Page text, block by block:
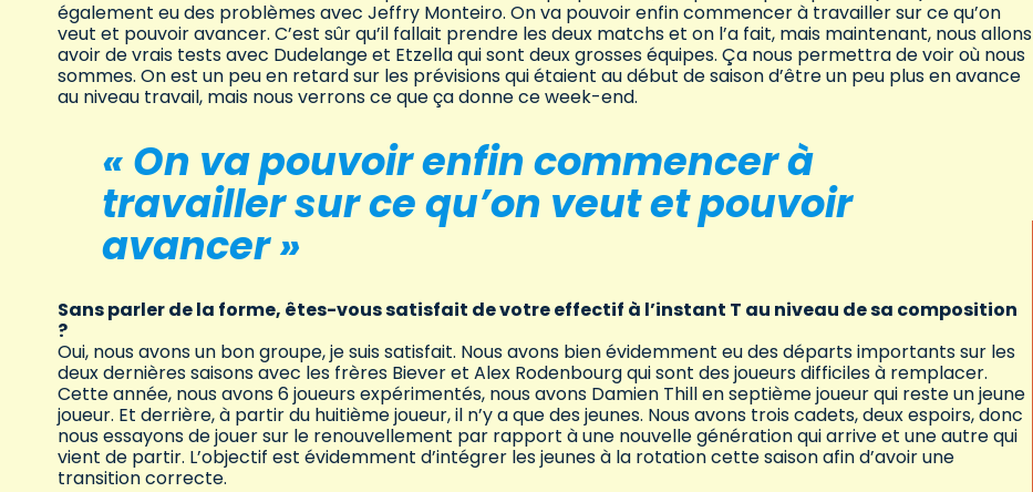
également eu des problèmes avec Jeffry Monteiro. On va pouvoir enfin commencer à travailler sur ce qu’on
veut et pouvoir avancer. C’est sûr qu’il fallait prendre les deux matchs et on l’a fait, mais maintenant, nous allons
avoir de vrais tests avec Dudelange et Etzella qui sont deux grosses équipes. Ça nous permettra de voir où nous
sommes. On est un peu en retard sur les prévisions qui étaient au début de saison d’être un peu plus en avance
au niveau travail, mais nous verrons ce que ça donne ce week-end.
« On va pouvoir enfin commencer à
travailler sur ce qu’on veut et pouvoir
avancer »
Sans parler de la forme, êtes-vous satisfait de votre effectif à l’instant T au niveau de sa composition
?
Oui, nous avons un bon groupe, je suis satisfait. Nous avons bien évidemment eu des départs importants sur les
deux dernières saisons avec les frères Biever et Alex Rodenbourg qui sont des joueurs difficiles à remplacer.
Cette année, nous avons 6 joueurs expérimentés, nous avons Damien Thill en septième joueur qui reste un jeune
joueur. Et derrière, à partir du huitième joueur, il n’y a que des jeunes. Nous avons trois cadets, deux espoirs, donc
nous essayons de jouer sur le renouvellement par rapport à une nouvelle génération qui arrive et une autre qui
vient de partir. L’objectif est évidemment d’intégrer les jeunes à la rotation cette saison afin d’avoir une
transition correcte.